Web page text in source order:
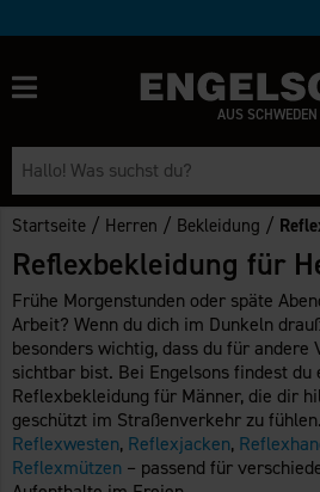
AUS SCHWEDEN
Startseite / Herren / Bekleidung /
Reflexbekleidung für
Frühe Morgenstunden oder späte
Arbeit? Wenn du dich im Dunkeln
besonders wichtig, dass du für
sichtbar bist. Bei Engelsons findest du
Reflexbekleidung für Männer, die dir
geschützt im Straßenverkehr zu
Reflexwesten, Reflexjacken,
Reflexmützen – passend für